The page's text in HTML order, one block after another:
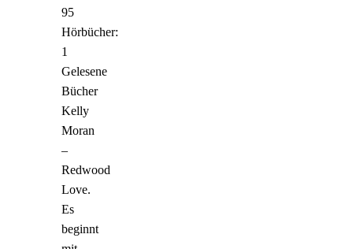
95
Hörbücher:
1
Gelesene
Bücher
Kelly
Moran
–
Redwood
Love.
Es
beginnt